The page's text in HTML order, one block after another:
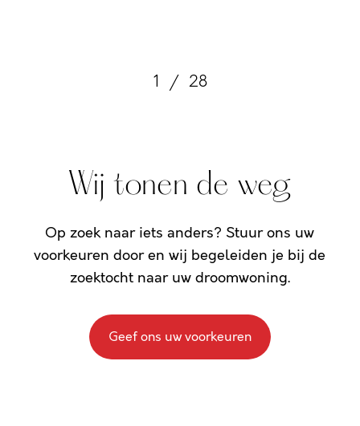
1 / 28
Wij tonen de weg
Op zoek naar iets anders? Stuur ons uw
voorkeuren door en wij begeleiden je bij de
zoektocht naar uw droomwoning.
Geef ons uw voorkeuren